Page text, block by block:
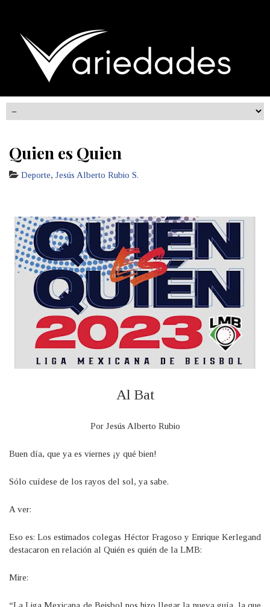
Quien es Quien
Deporte, Jesús Alberto Rubio S.
Al Bat
Por Jesús Alberto Rubio
Buen día, que ya es viernes ¡y qué bien!
Sólo cuídese de los rayos del sol, ya sabe.
A ver:
Eso es: Los estimados colegas Héctor Fragoso y Enrique Kerlegand
destacaron en relación al Quién es quién de la LMB:
Mire: